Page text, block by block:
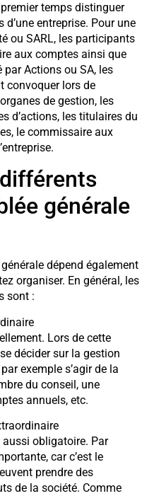
temps distinguer
entreprise. Pour une
ou SARL, les participants
aux comptes ainsi que
par Actions ou SA, les
convoquer lors de
de gestion, les
d’actions, les titulaires du
le commissaire aux
générale
dépend également
organiser. En général, les
sont :
Lors de cette
décider sur la gestion
exemple s’agir de la
du conseil, une
annuels, etc.
aussi obligatoire. Par
car c’est le
prendre des
de la société. Comme